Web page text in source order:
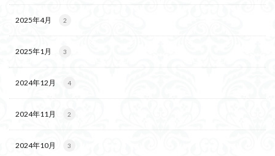
2025年4月 2
2025年1月 3
2024年12月 4
2024年11月 2
2024年10月 3